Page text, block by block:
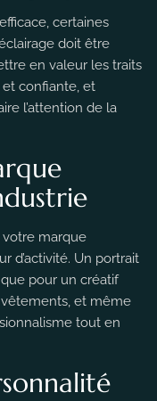
certaines
doit être
en valeur les traits
confiante, et
l’attention de la
marque
d’activité. Un portrait
pour un créatif
et même
tout en